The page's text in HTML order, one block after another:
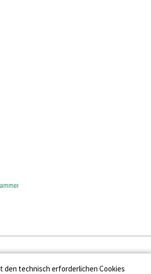
Presse
den technisch erforderlichen Cookies